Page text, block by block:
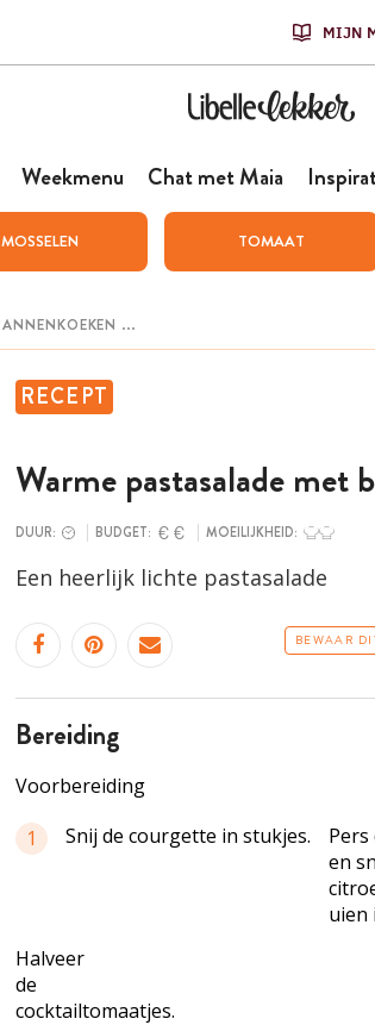
MIJN
Weekmenu Chat met Maia
MOSSELEN TOMAAT
RECEPT
Warme pastasalade met
DUUR: BUDGET: MOEILIJKHEID:
Een heerlijk lichte pastasalade
BEWAAR
bereiding
Voorbereiding
1
Snij de courgette in stukjes.
en
uien
Halveer
de
cocktailtomaatjes.